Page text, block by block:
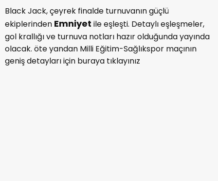
Black Jack, çeyrek finalde turnuvanın güçlü
ekiplerinden Emniyet ile eşleşti. Detaylı eşleşmeler,
gol krallığı ve turnuva notları hazır olduğunda yayında
olacak. öte yandan Milli Eğitim-Sağlıkspor maçının
geniş detayları için buraya tıklayınız